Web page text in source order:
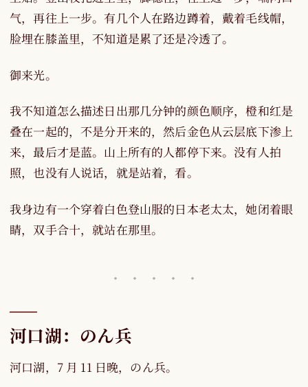
气，再往上一步。有几个人在路边蹲着，戴着毛线帽，
脸埋在膝盖里，不知道是累了还是冷透了。
御来光。
我不知道怎么描述日出那几分钟的颜色顺序，橙和红是
叠在一起的，不是分开来的，然后金色从云层底下渗上
来，最后才是蓝。山上所有的人都停下来。没有人拍
照，也没有人说话，就是站着，看。
我身边有一个穿着白色登山服的日本老太太，她闭着眼
睛，双手合十，就站在那里。
河口湖：のん兵
河口湖，7 月 11 日晚，のん兵。